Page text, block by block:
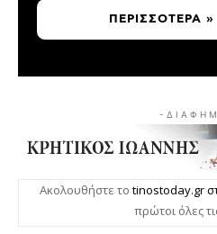
ΠΕΡΙΣΣΌΤΕΡΑ »
- Δ Ι Α Φ Η Μ
Ακολουθήστε το tinostoday.gr
πρώτοι όλες